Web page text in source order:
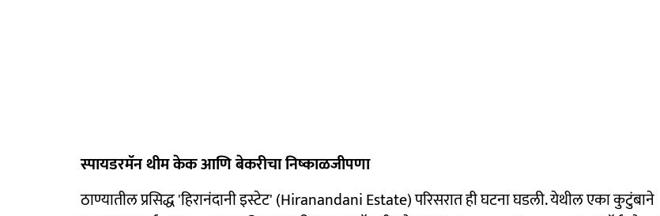
स्पायडरमॅन थीम केक आणि बेकरीचा निष्काळजीपणा
ठाण्यातील प्रसिद्ध 'हिरानंदानी इस्टेट' (Hiranandani Estate) परिसरात ही घटना घडली. येथील एका कुटुंबाने